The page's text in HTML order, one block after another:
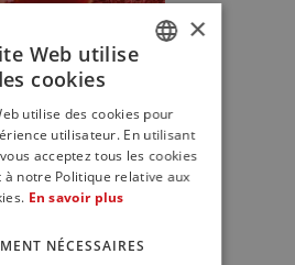
ENGLISH
FRENCH
×
Web utilise
cookies
utilise des cookies pour
utilisateur. En utilisant
acceptez tous les cookies
notre Politique relative aux
En savoir plus
NÉCESSAIRES